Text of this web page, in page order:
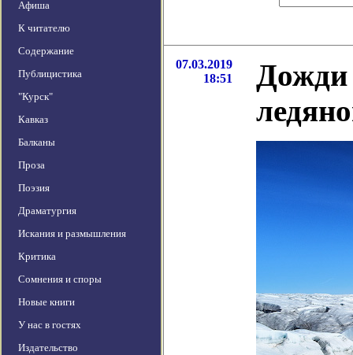
Афиша
К читателю
Содержание
Публицистика
"Курск"
Кавказ
Балканы
Проза
Поэзия
Драматургия
Искания и размышления
Критика
Сомнения и споры
Новые книги
У нас в гостях
Издательство
07.03.2019
18:51
Дожди